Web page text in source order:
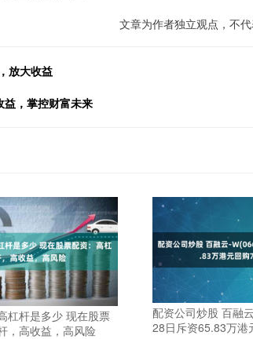
文章为作者独立观点，不
放大收益
益，掌控财富未来
杠杆是多少 现在股票
，高收益，高风险
配资公司炒股 百融
28日斥资65.83万港